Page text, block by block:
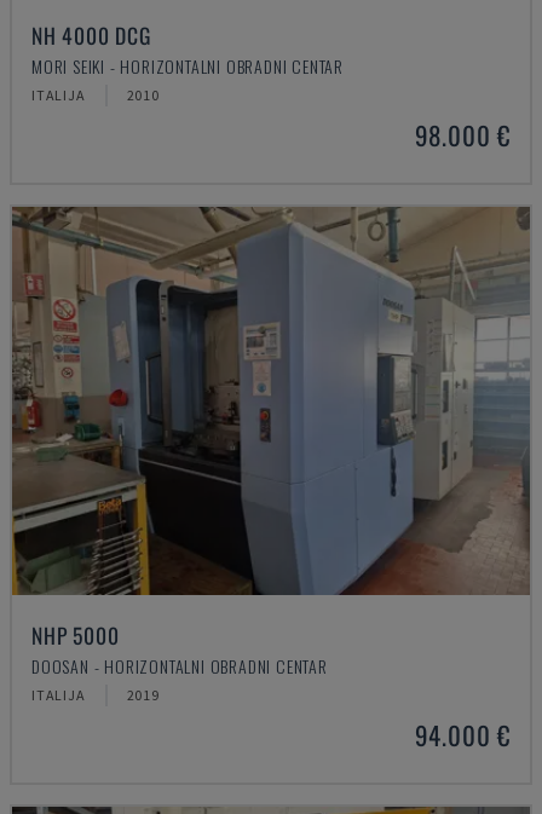
NH 4000 DCG
MORI SEIKI - HORIZONTALNI OBRADNI CENTAR
ITALIJA 2010
98.000 €
NHP 5000
DOOSAN - HORIZONTALNI OBRADNI CENTAR
ITALIJA 2019
94.000 €